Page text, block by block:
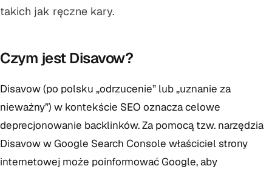
takich jak ręczne kary.
Czym jest Disavow?
Disavow (po polsku „odrzucenie” lub „uznanie za
nieważny”) w kontekście SEO oznacza celowe
deprecjonowanie backlinków. Za pomocą tzw. narzędzia
Disavow w Google Search Console właściciel strony
internetowej może poinformować Google, aby